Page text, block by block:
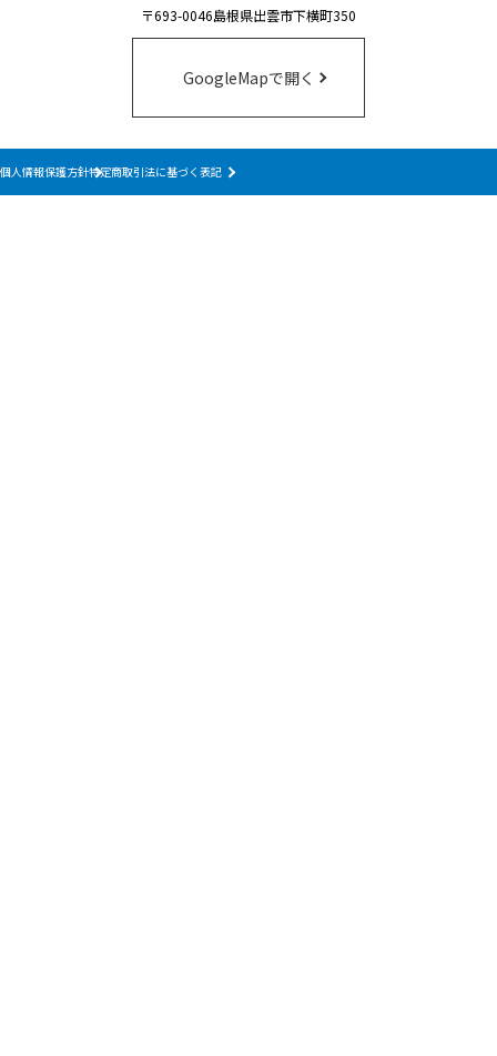
〒693-0046島根県出雲市下横町350
GoogleMapで開く
個人情報保護方針特定商取引法に基づく表記